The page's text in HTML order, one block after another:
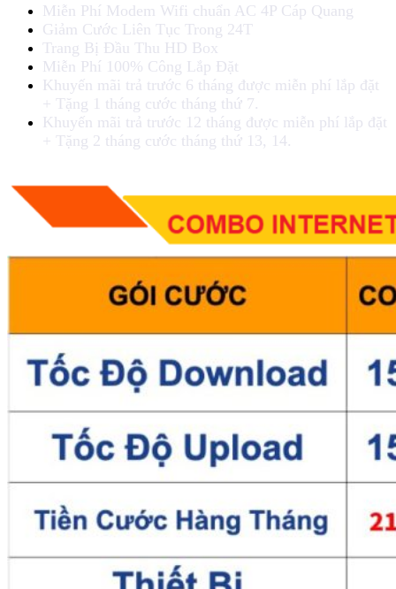
Miễn Phí Modem Wifi chuẩn AC 4P Cáp Quang
Giảm Cước Liên Tục Trong 24T
Trang Bị Đầu Thu HD Box
Miễn Phí 100% Công Lắp Đặt
Khuyến mãi trả trước 6 tháng được miễn phí lắp đặt
+ Tặng 1 tháng cước tháng thứ 7.
Khuyến mãi trả trước 12 tháng được miễn phí lắp đặt
+ Tặng 2 tháng cước tháng thứ 13, 14.